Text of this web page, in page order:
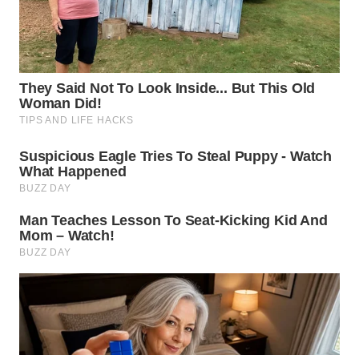
WN DELI
SERDANG
WN
TEBING
TINGGI
WN
PAKPAK
WN
KARAWANG
BEKASI
WN